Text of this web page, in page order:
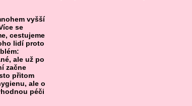
vyšší
se
cestujeme
lidí proto
ale už po
začne
přitom
ale o
péči